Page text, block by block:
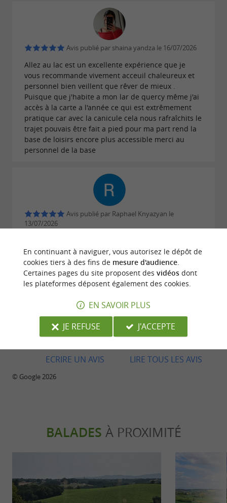
sur les plages de sable blanc, ou de vous
détendre sur les bains à bulle au soleil. Journée
sportive ou farniente, à vous de choisir ce que
vous préférez !
Tarif 1h Waterfun : 10 €
Tarif 2h Waterfun : 17 €
Avis publié par shaina yandza le 16/07/2026
Allez au lac est un excellente expérience que je
vous recommande vivement acceuil chaleureux et
personnel bien veillent que rêver de mieux .
Puisque que j'habite a mon lar de quercy même j'ai
accès à la carte a l'année ce qui est extrêmement
pratique car avec la canicule cela nous rafraîchits le
trajet pouvais être fait a pied pour ma part rend la
base de loisirs encore plus accessible merci au
personnel de la base
Avis publié par Raphael Knyazyan le
13/07/2026
vraiment incroyable, le personnel très aimable.
Merci pour tout
Avis publié par Sébastien Lézin le 12/07/2026
LIRE TOUS LES AVIS
ECRIRE UN AVIS
© Google 2026
BALADES À PROXIMITÉ
En continuant à naviguer, vous autorisez le dépôt de
cookies tiers à des fins de mesure d'audience.
Certaines pages du site proposent des vidéosdont
les plateformes déposent également des cookies.
EN SAVOIR PLUS
JE REFUSE
J'ACCEPTE